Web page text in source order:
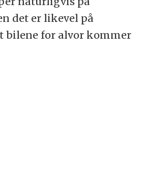
det er likevel på
bilene for alvor kommer